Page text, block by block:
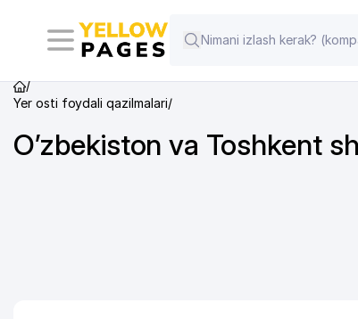
/
Yer osti foydali qazilmalari/
O’zbekiston va Toshkent